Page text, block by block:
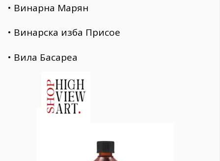
• Винарна Марян
• Винарска изба Присое
• Вила Басареа